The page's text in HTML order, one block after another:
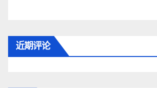
近期评论